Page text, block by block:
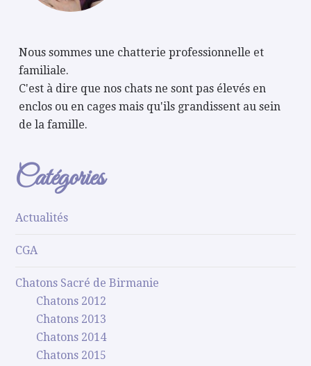
Nous sommes une chatterie professionnelle et
familiale.
C'est à dire que nos chats ne sont pas élevés en
enclos ou en cages mais qu'ils grandissent au sein
de la famille.
Catégories
Actualités
CGA
Chatons Sacré de Birmanie
Chatons 2012
Chatons 2013
Chatons 2014
Chatons 2015